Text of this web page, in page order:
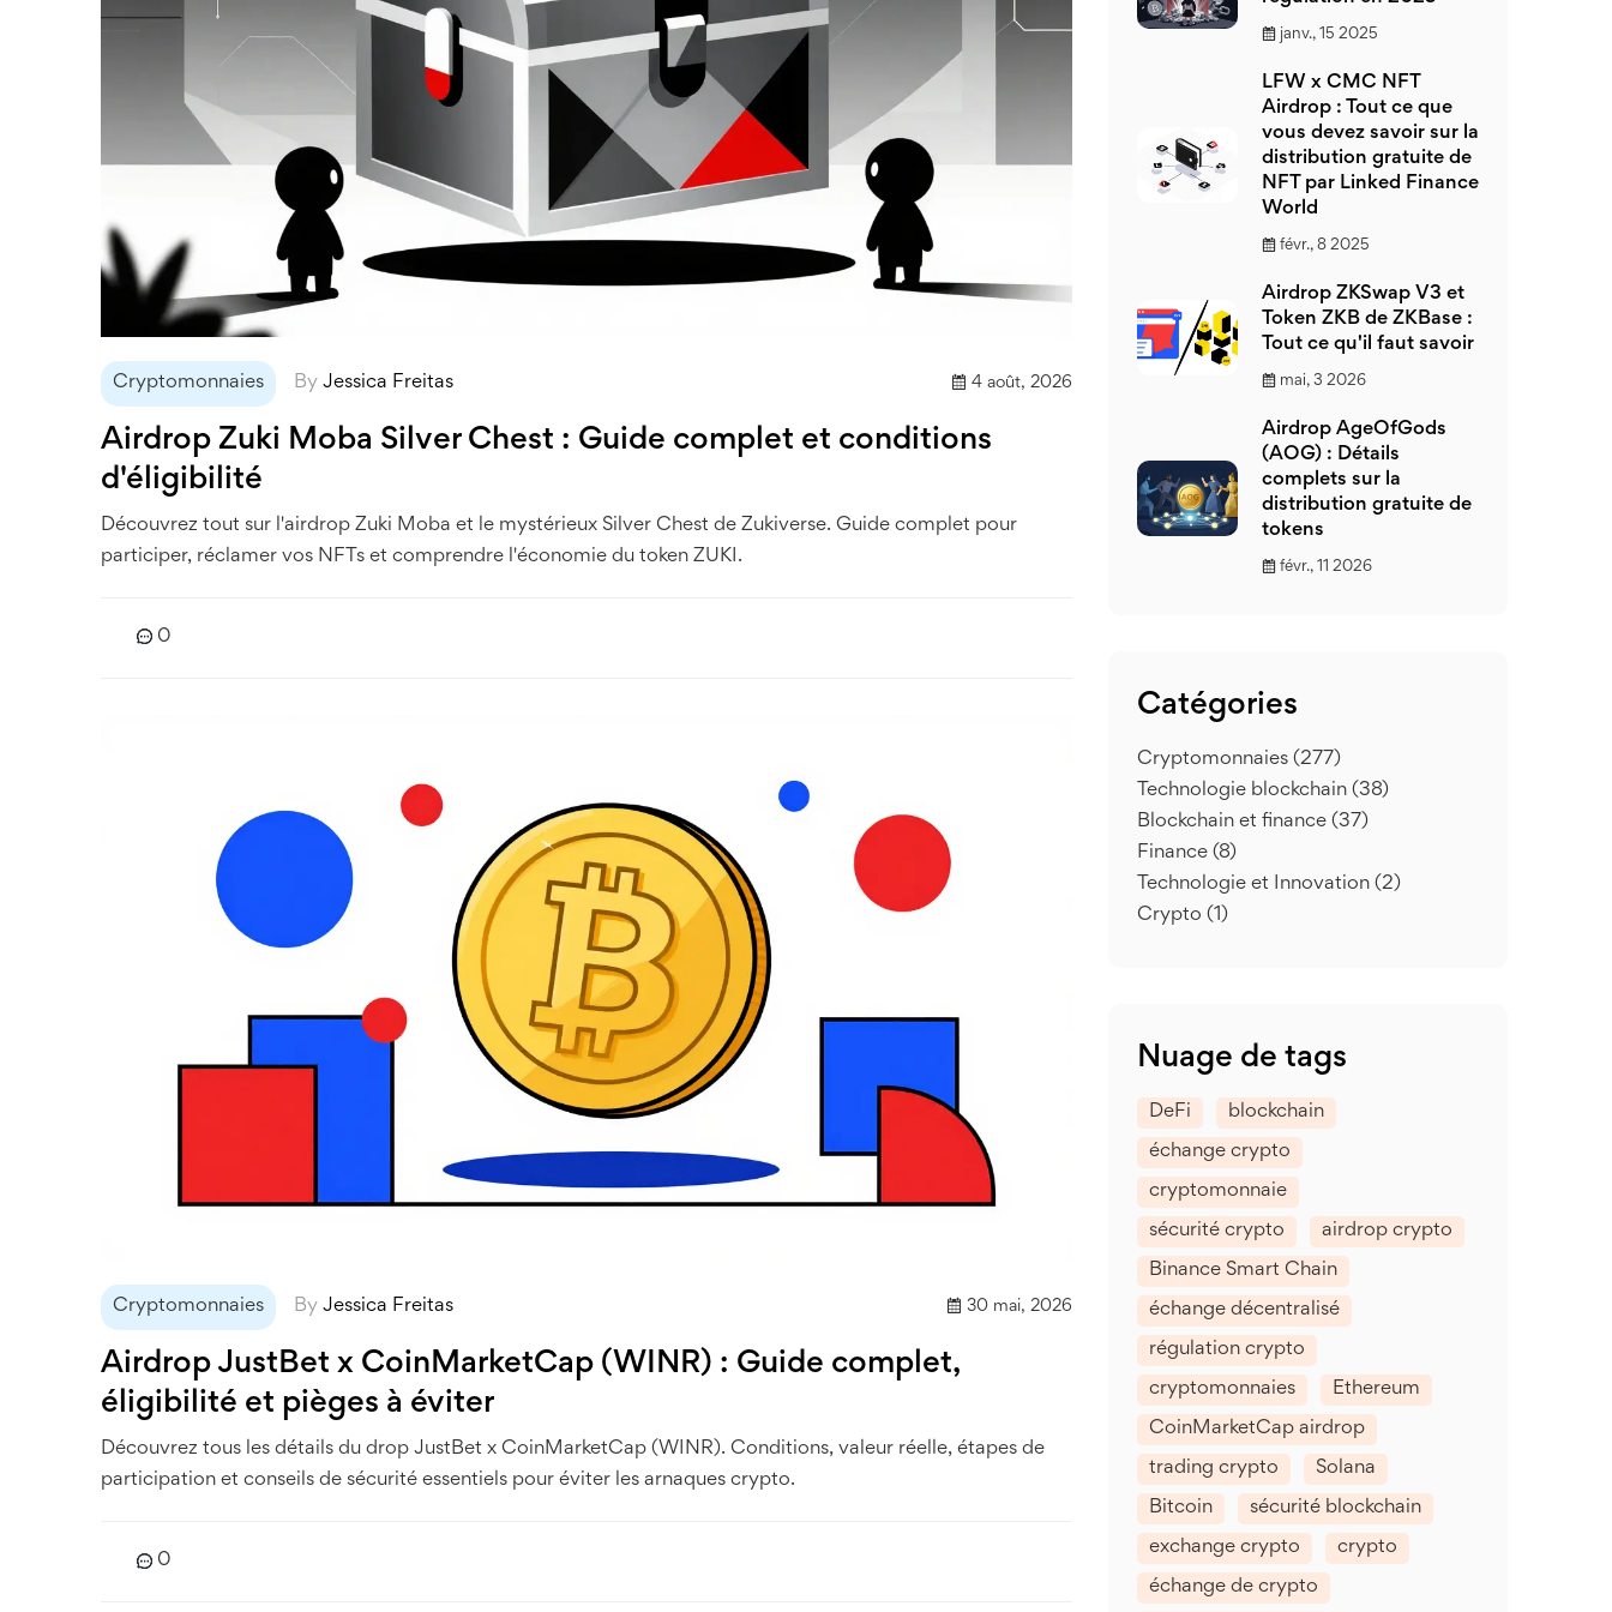
Cryptomonnaies By Jessica Freitas 4 août, 2026
Airdrop Zuki Moba Silver Chest : Guide complet et conditions
d'éligibilité
Découvrez tout sur l'airdrop Zuki Moba et le mystérieux Silver Chest de Zukiverse. Guide complet pour
participer, réclamer vos NFTs et comprendre l'économie du token ZUKI.
0
Cryptomonnaies By Jessica Freitas 30 mai, 2026
Airdrop JustBet x CoinMarketCap (WINR) : Guide complet,
éligibilité et pièges à éviter
Découvrez tous les détails du drop JustBet x CoinMarketCap (WINR). Conditions, valeur réelle, étapes de
participation et conseils de sécurité essentiels pour éviter les arnaques crypto.
0
janv., 15 2025
LFW x CMC NFT
Airdrop : Tout ce que
vous devez savoir sur la
distribution gratuite de
NFT par Linked Finance
World
févr., 8 2025
Airdrop ZKSwap V3 et
Token ZKB de ZKBase :
Tout ce qu'il faut savoir
mai, 3 2026
Airdrop AgeOfGods
(AOG) : Détails
complets sur la
distribution gratuite de
tokens
févr., 11 2026
Catégories
Cryptomonnaies (277)
Technologie blockchain (38)
Blockchain et finance (37)
Finance (8)
Technologie et Innovation (2)
Crypto (1)
Nuage de tags
DeFi blockchain
échange crypto
cryptomonnaie
sécurité crypto airdrop crypto
Binance Smart Chain
échange décentralisé
régulation crypto
cryptomonnaies Ethereum
CoinMarketCap airdrop
trading crypto Solana
Bitcoin sécurité blockchain
exchange crypto crypto
échange de crypto